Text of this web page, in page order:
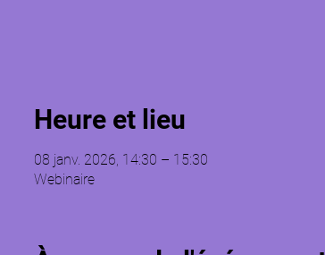
Heure et lieu
08 janv. 2026, 14:30 – 15:30
Webinaire